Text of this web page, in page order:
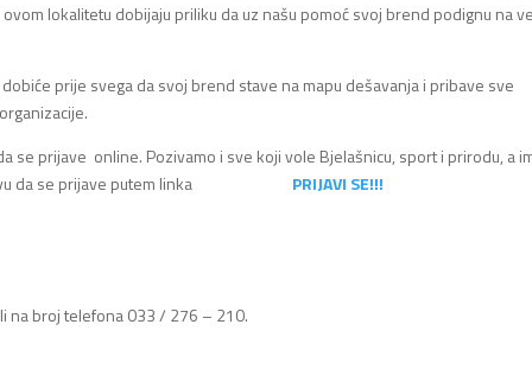
lokalitetu dobijaju priliku da uz našu pomoć svoj brend podignu na
prije svega da svoj brend stave na mapu dešavanja i pribave sve
se prijave online. Pozivamo i sve koji vole Bjelašnicu, sport i prirodu, a
da se prijave putem linka PRIJAVI SE!!!
na broj telefona 033 / 276 – 210.